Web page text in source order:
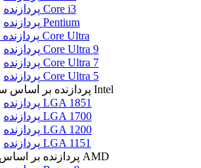
پردازنده Core i3
پردازنده Pentium
پردازنده سری Core Ultra
پردازنده Core Ultra 9
پردازنده Core Ultra 7
پردازنده Core Ultra 5
پردازنده بر اساس سوکت Intel
پردازنده LGA 1851
پردازنده LGA 1700
پردازنده LGA 1200
پردازنده LGA 1151
پردازنده بر اساس مدل AMD